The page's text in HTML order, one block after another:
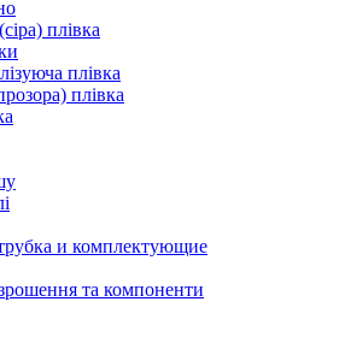
плівка
плівка
плівка
и комплектующие
та компоненти